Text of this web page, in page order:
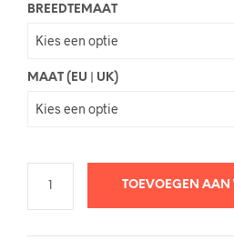
BREEDTEMAAT
MAAT (EU | UK)
TOEVOEGEN AAN